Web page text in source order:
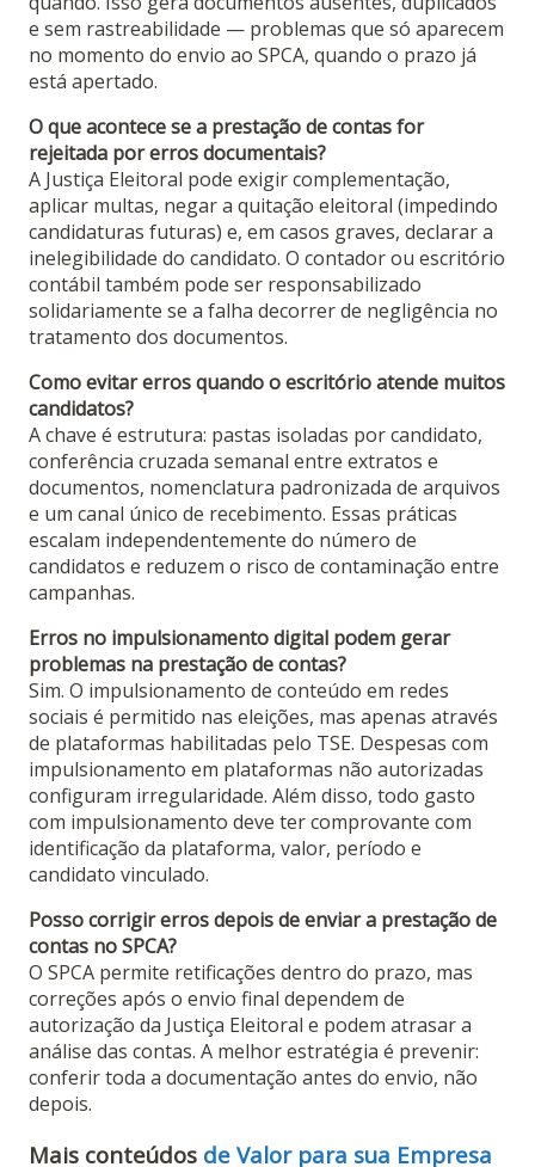
e sem rastreabilidade — problemas que só aparecem
no momento do envio ao SPCA, quando o prazo já
está apertado.
O que acontece se a prestação de contas for
rejeitada por erros documentais?
A Justiça Eleitoral pode exigir complementação,
aplicar multas, negar a quitação eleitoral (impedindo
candidaturas futuras) e, em casos graves, declarar a
inelegibilidade do candidato. O contador ou escritório
contábil também pode ser responsabilizado
solidariamente se a falha decorrer de negligência no
tratamento dos documentos.
Como evitar erros quando o escritório atende muitos
candidatos?
A chave é estrutura: pastas isoladas por candidato,
conferência cruzada semanal entre extratos e
documentos, nomenclatura padronizada de arquivos
e um canal único de recebimento. Essas práticas
escalam independentemente do número de
candidatos e reduzem o risco de contaminação entre
campanhas.
Erros no impulsionamento digital podem gerar
problemas na prestação de contas?
Sim. O impulsionamento de conteúdo em redes
sociais é permitido nas eleições, mas apenas através
de plataformas habilitadas pelo TSE. Despesas com
impulsionamento em plataformas não autorizadas
configuram irregularidade. Além disso, todo gasto
com impulsionamento deve ter comprovante com
identificação da plataforma, valor, período e
candidato vinculado.
Posso corrigir erros depois de enviar a prestação de
contas no SPCA?
O SPCA permite retificações dentro do prazo, mas
correções após o envio final dependem de
autorização da Justiça Eleitoral e podem atrasar a
análise das contas. A melhor estratégia é prevenir:
conferir toda a documentação antes do envio, não
depois.
Mais conteúdos de Valor para sua Empresa